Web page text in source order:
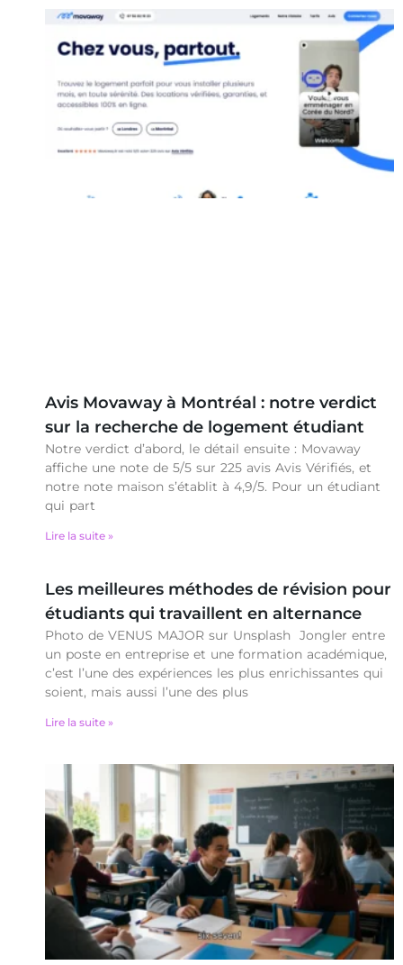
Avis Movaway à Montréal : notre verdict
sur la recherche de logement étudiant
Notre verdict d’abord, le détail ensuite : Movaway
affiche une note de 5/5 sur 225 avis Avis Vérifiés, et
notre note maison s’établit à 4,9/5. Pour un étudiant
qui part
Lire la suite »
Les meilleures méthodes de révision pour
étudiants qui travaillent en alternance
Photo de VENUS MAJOR sur Unsplash Jongler entre
un poste en entreprise et une formation académique,
c’est l’une des expériences les plus enrichissantes qui
soient, mais aussi l’une des plus
Lire la suite »